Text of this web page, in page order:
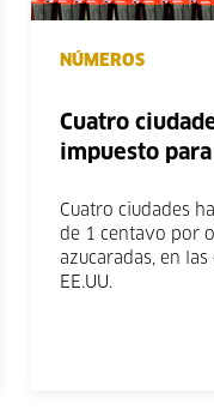
NÚMEROS
Cuatro
impuesto para
Cuatro ciudades
de 1 centavo por
azucaradas, en
EE.UU.